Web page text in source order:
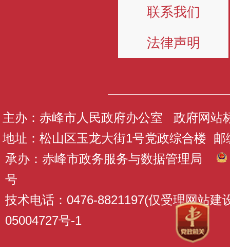
联系我们
法律声明
主办：赤峰市人民政府办公室 政府网站
地址：松山区玉龙大街1号党政综合楼 邮
承办：赤峰市政务服务与数据管理局
号
技术电话：0476-8821197(仅受理网站建
05004727号-1